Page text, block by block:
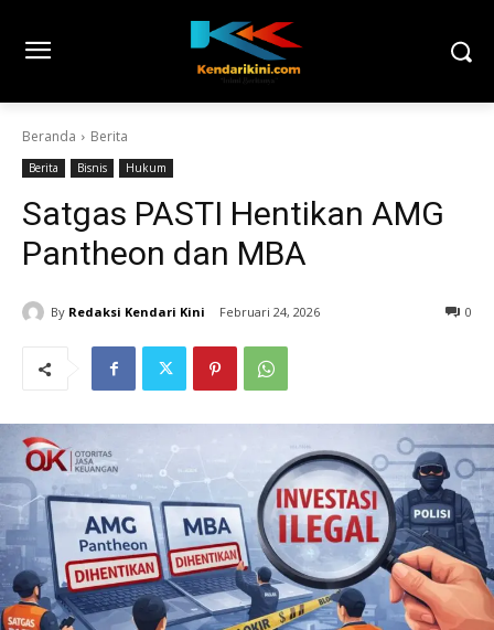
Beranda Berita
Berita Bisnis Hukum
Satgas PASTI Hentikan AMG
Pantheon dan MBA
By Redaksi Kendari Kini Februari 24, 2026 0